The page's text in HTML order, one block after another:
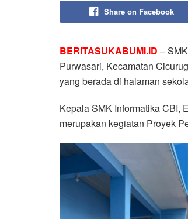
Share on Facebook
BERITASUKABUMI.ID –
Purwasari, Kecamatan
yang berada di halaman
Kepala SMK Informatika CBI,
merupakan kegiatan Proyek